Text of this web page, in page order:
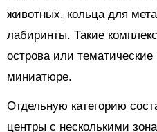
животных, кольца для
лабиринты. Такие
острова или
миниатюре.
Отдельную категорию
центры с несколькими